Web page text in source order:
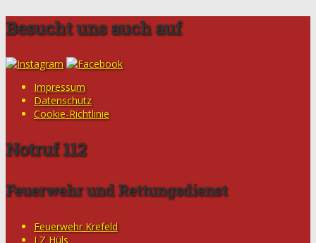
Besucht uns auch auf
Impressum
Datenschutz
Cookie-Richtlinie
Notruf 112
Feuerwehr und Rettungsdienst
Feuerwehr Krefeld
LZ Hüls